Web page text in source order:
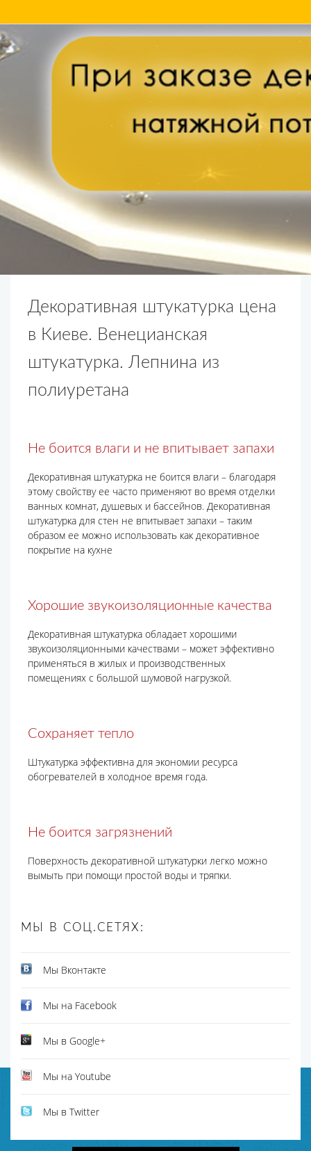
АКЦИИ НА ДЕКОРАТИВНУЮ
ШТУКАТУРКУ ОТ КОМПАНИИ
"ИНТЕРИОДЕКОР"
Декоративная штукатурка цена
в Киеве. Венецианская
штукатурка. Лепнина из
полиуретана
Не боится влаги и не впитывает запахи
Декоративная штукатурка не боится влаги – благодаря
этому свойству ее часто применяют во время отделки
ванных комнат, душевых и бассейнов. Декоративная
штукатурка для стен не впитывает запахи – таким
образом ее можно использовать как декоративное
покрытие на кухне
Хорошие звукоизоляционные качества
Декоративная штукатурка обладает хорошими
звукоизоляционными качествами – может эффективно
применяться в жилых и производственных
помещениях с большой шумовой нагрузкой.
Сохраняет тепло
Штукатурка эффективна для экономии ресурса
обогревателей в холодное время года.
Не боится загрязнений
Поверхность декоративной штукатурки легко можно
вымыть при помощи простой воды и тряпки.
МЫ В СОЦ.СЕТЯХ:
Мы Вконтакте
Мы на Facebook
Мы в Google+
Мы на Youtube
Мы в Twitter